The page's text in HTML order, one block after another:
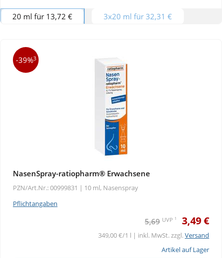
20 ml für 13,72 € 3x20 ml für 32,31 €
-39%3
NasenSpray-ratiopharm® Erwachsene
PZN/Art.Nr.: 00999831 | 10 ml, Nasenspray
Pflichtangaben
5,69 UVP 1 3,49 €
349,00 €/1 l | inkl. MwSt. zzgl.Versand
Artikel auf Lager